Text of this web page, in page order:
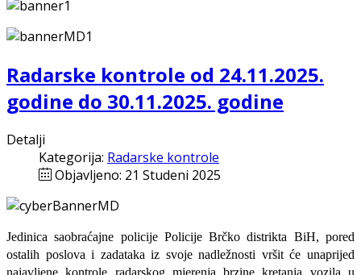
Radarske kontrole od 24.11.2025.
godine do 30.11.2025. godine
Detalji
Kategorija: Radarske kontrole
Objavljeno: 21 Studeni 2025
Jedinica saobraćajne policije Policije Brčko distrikta BiH, pored
ostalih poslova i zadataka iz svoje nadležnosti vršit će unaprijed
najavljene kontrole radarskog mjerenja brzine kretanja vozila u